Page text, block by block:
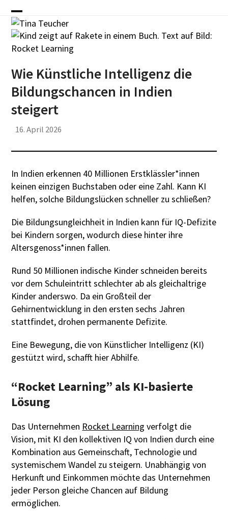
content
Open
mobile
menu
Close
mobile
menu
Wie Künstliche Intelligenz die
Bildungschancen in Indien
steigert
16. April 2026
In Indien erkennen 40 Millionen Erstklässler*innen
keinen einzigen Buchstaben oder eine Zahl. Kann KI
helfen, solche Bildungslücken schneller zu schließen?
Die Bildungsungleichheit in Indien kann für IQ-Defizite
bei Kindern sorgen, wodurch diese hinter ihre
Altersgenoss*innen fallen.
Rund 50 Millionen indische Kinder schneiden bereits
vor dem Schuleintritt schlechter ab als gleichaltrige
Kinder anderswo. Da ein Großteil der
Gehirnentwicklung in den ersten sechs Jahren
stattfindet, drohen permanente Defizite.
Eine Bewegung, die von Künstlicher Intelligenz (KI)
gestützt wird, schafft hier Abhilfe.
“Rocket Learning” als KI-basierte
Lösung
Das Unternehmen Rocket Learning verfolgt die
Vision, mit KI den kollektiven IQ von Indien durch eine
Kombination aus Gemeinschaft, Technologie und
systemischem Wandel zu steigern. Unabhängig von
Herkunft und Einkommen möchte das Unternehmen
jeder Person gleiche Chancen auf Bildung
ermöglichen.